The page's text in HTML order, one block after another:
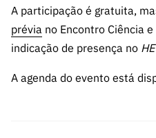
A participação é gratuita,
prévia no Encontro Ciência
indicação de presença no
A agenda do evento está